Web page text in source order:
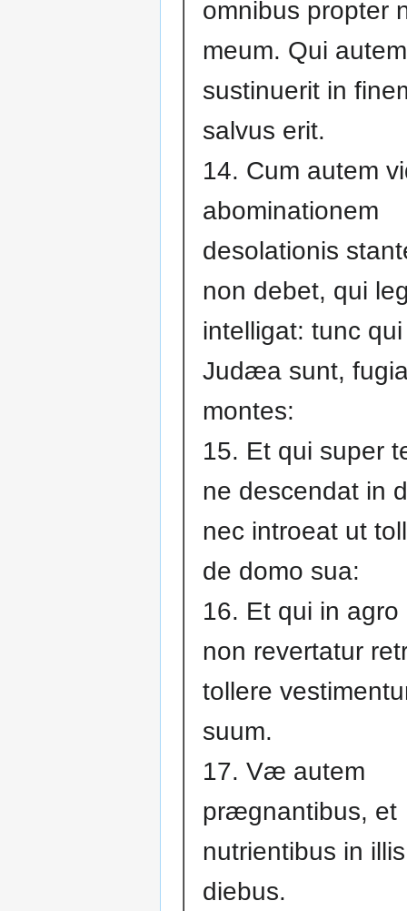
omnibus propter
meum. Qui autem
sustinuerit in
salvus erit.
14. Cum autem
abominationem
desolationis
non debet, qui
intelligat: tunc
Judæa sunt,
montes:
15. Et qui super
ne descendat in
nec introeat ut
de domo sua:
16. Et qui in agro
non revertatur
tollere
suum.
17. Væ autem
prægnantibus, et
nutrientibus in illis
diebus.